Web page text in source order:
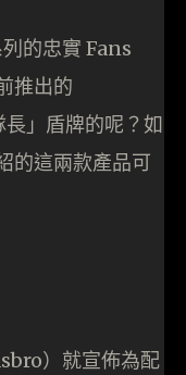
的忠實 Fans
推出的
」盾牌的呢？如
的這兩款產品可
）就宣佈為配